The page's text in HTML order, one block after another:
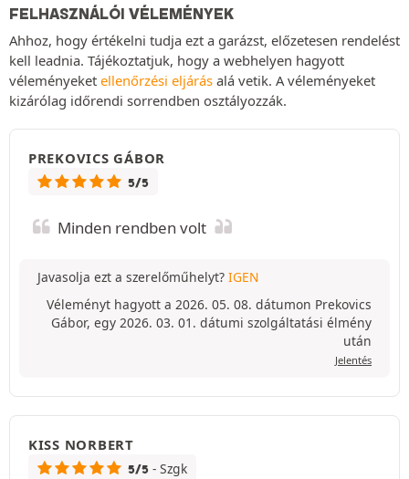
FELHASZNÁLÓI VÉLEMÉNYEK
Ahhoz, hogy értékelni tudja ezt a garázst, előzetesen rendelést
kell leadnia. Tájékoztatjuk, hogy a webhelyen hagyott
véleményeket ellenőrzési eljárás alá vetik. A véleményeket
kizárólag időrendi sorrendben osztályozzák.
PREKOVICS GÁBOR
5/5
Minden rendben volt
Javasolja ezt a szerelőműhelyt? IGEN
Véleményt hagyott a 2026. 05. 08. dátumon Prekovics
Gábor, egy 2026. 03. 01. dátumi szolgáltatási élmény
után
Jelentés
KISS NORBERT
5/5 - Szgk